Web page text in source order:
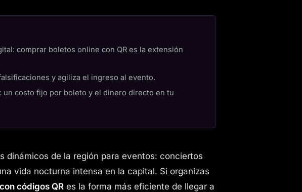
comprar boletos online con QR es la extensión
y agiliza el ingreso al evento.
un costo fijo por boleto y el dinero directo en tu
dinámicos de la región para eventos: conciertos
vida nocturna intensa en la capital. Si organizas
códigos QR es la forma más eficiente de llegar a